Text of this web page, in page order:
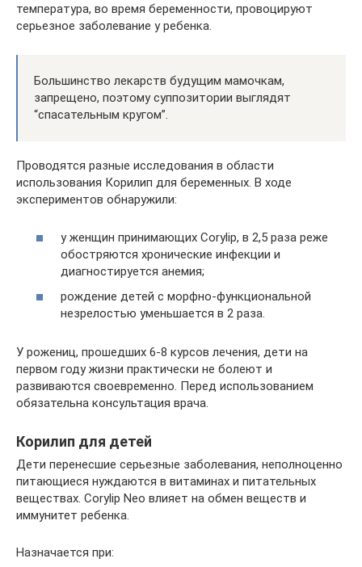
температура, во время беременности, провоцируют
серьезное заболевание у ребенка.
Большинство лекарств будущим мамочкам,
запрещено, поэтому суппозитории выглядят
“спасательным кругом”.
Проводятся разные исследования в области
использования Корилип для беременных. В ходе
экспериментов обнаружили:
у женщин принимающих Corylip, в 2,5 раза реже
обостряются хронические инфекции и
диагностируется анемия;
рождение детей с морфно-функциональной
незрелостью уменьшается в 2 раза.
У рожениц, прошедших 6-8 курсов лечения, дети на
первом году жизни практически не болеют и
развиваются своевременно. Перед использованием
обязательна консультация врача.
Корилип для детей
Дети перенесшие серьезные заболевания, неполноценно
питающиеся нуждаются в витаминах и питательных
веществах. Corylip Neo влияет на обмен веществ и
иммунитет ребенка.
Назначается при: